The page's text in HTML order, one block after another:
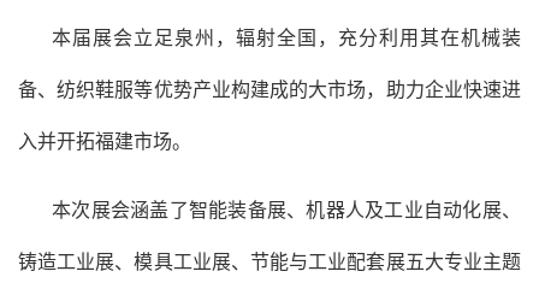
本届展会立足泉州，辐射全国，充分利用其在机械装
备、纺织鞋服等优势产业构建成的大市场，助力企业快速进
入并开拓福建市场。
本次展会涵盖了智能装备展、机器人及工业自动化展、
铸造工业展、模具工业展、节能与工业配套展五大专业主题